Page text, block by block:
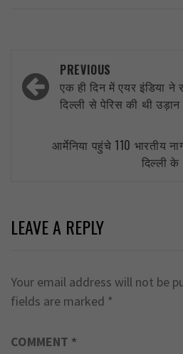
Post
navigation
PREVIOUS
एक ही दिन में एयर इंडिया ने
दिल्ली से पेरिस की थी उड़ान
आर्मेनिया पहुंचे 110 भारतीय
दिल्ली
LEAVE A REPLY
Your email address will not be
fields are marked *
COMMENT *